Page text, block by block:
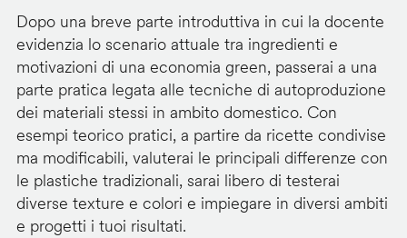
Dopo una breve parte introduttiva in cui la docente
evidenzia lo scenario attuale tra ingredienti e
motivazioni di una economia green, passerai a una
parte pratica legata alle tecniche di autoproduzione
dei materiali stessi in ambito domestico. Con
esempi teorico pratici, a partire da ricette condivise
ma modificabili, valuterai le principali differenze con
le plastiche tradizionali, sarai libero di testerai
diverse texture e colori e impiegare in diversi ambiti
e progetti i tuoi risultati.